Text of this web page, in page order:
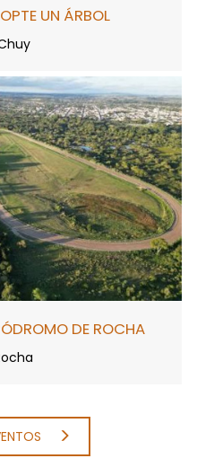
UN ÁRBOL
DE ROCHA